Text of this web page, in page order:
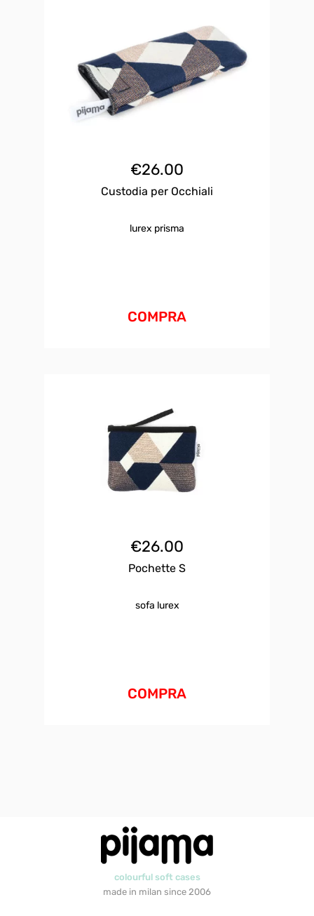
€26.00
Custodia per Occhiali
lurex prisma
COMPRA
€26.00
Pochette S
sofa lurex
COMPRA
colourful soft cases
made in milan since 2006